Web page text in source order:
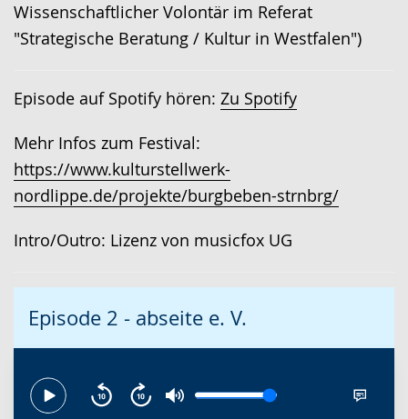
Wissenschaftlicher Volontär im Referat
"Strategische Beratung / Kultur in Westfalen")
Episode auf Spotify hören: Zu Spotify
Mehr Infos zum Festival:
https://www.kulturstellwerk-
nordlippe.de/projekte/burgbeben-strnbrg/⁠
Intro/Outro: Lizenz von musicfox UG
Episode 2 - abseite e. V.